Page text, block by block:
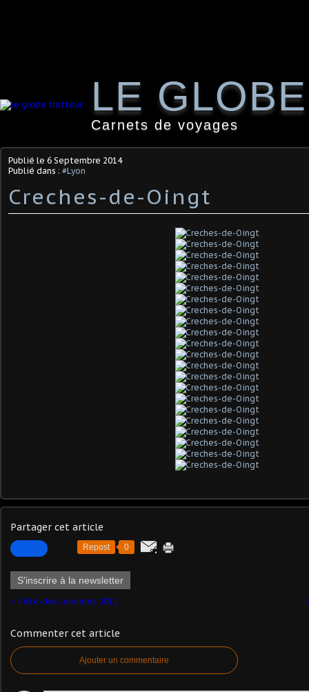
LE
Carnets de voyages
Publié le 6 Septembre 2014
Publié dans : #Lyon
Creches-de-Oingt
Partager cet article
Repost 0
S'inscrire à la newsletter
Fête-des-lumieres 2011
Commenter cet article
Ajouter un commentaire